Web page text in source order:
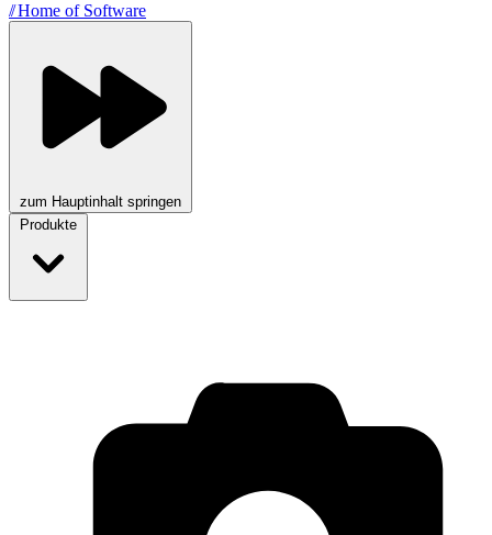
//Home of Software
zum Hauptinhalt springen
Produkte